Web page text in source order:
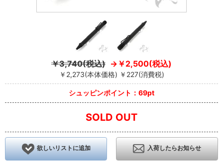
￥3,740(税込) ￥2,500(税込)
￥2,273(本体価格) ￥227(消費税)
シュッピンポイント：69pt
SOLD OUT
欲しいリストに追加 入荷したらお知らせ